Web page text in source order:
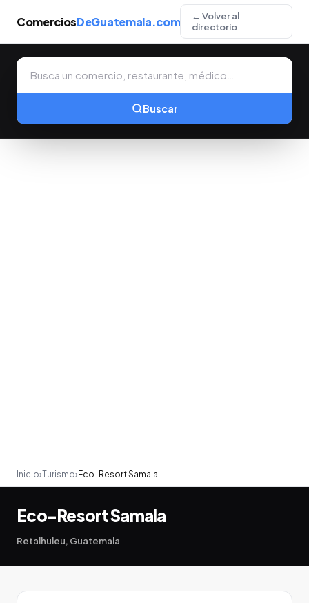
ComerciosDeGuatemala.com
← Volver al
directorio
Buscar
Inicio›Turismo› Eco-Resort Samala
Eco-Resort Samala
Retalhuleu, Guatemala